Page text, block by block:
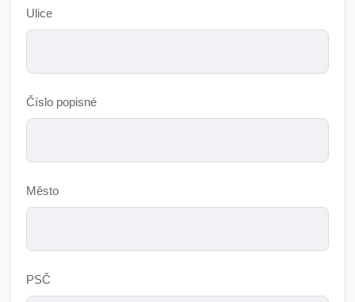
Ulice
Číslo popisné
Město
PSČ